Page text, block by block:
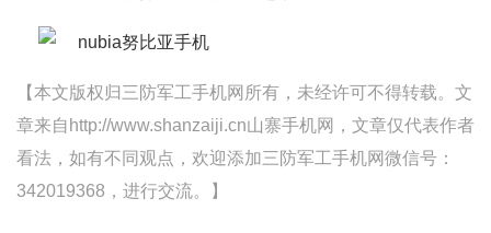
【本文版权归三防军工手机网所有，未经许可不得转载。文
章来自http://www.shanzaiji.cn山寨手机网，文章仅代表作者
看法，如有不同观点，欢迎添加三防军工手机网微信号：
342019368，进行交流。】